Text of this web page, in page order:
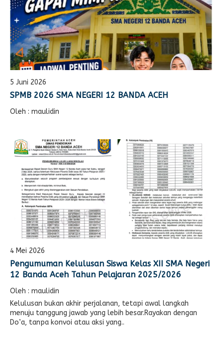
5 Juni 2026
SPMB 2026 SMA NEGERI 12 BANDA ACEH
Oleh : maulidin
4 Mei 2026
Pengumuman Kelulusan Siswa Kelas XII SMA Negeri
12 Banda Aceh Tahun Pelajaran 2025/2026
Oleh : maulidin
Kelulusan bukan akhir perjalanan, tetapi awal langkah
menuju tanggung jawab yang lebih besar.Rayakan dengan
Do’a, tanpa konvoi atau aksi yang..